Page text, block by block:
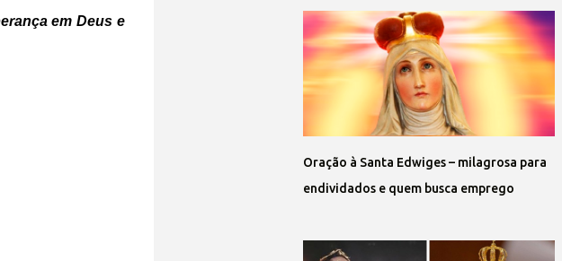
em Deus e
Oração à Santa Edwiges – milagrosa para
endividados e quem busca emprego